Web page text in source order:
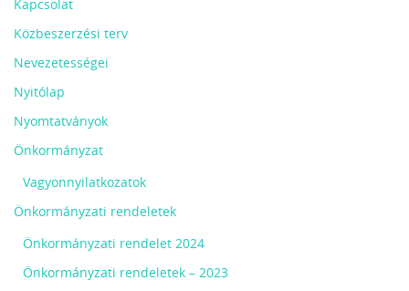
Kapcsolat
Közbeszerzési terv
Nevezetességei
Nyitólap
Nyomtatványok
Önkormányzat
Vagyonnyilatkozatok
Önkormányzati rendeletek
Önkormányzati rendelet 2024
Önkormányzati rendeletek – 2023